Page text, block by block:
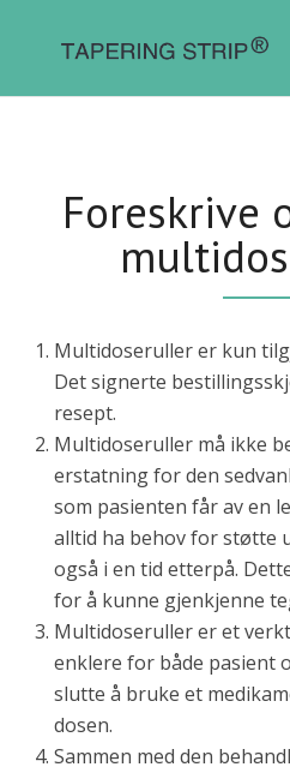
Foreskrive
Multidoseruller er kun
Det signerte
resept.
Multidoseruller må ikke
erstatning for den
som pasienten får av en
alltid ha behov for støtte
også i en tid etterpå.
for å kunne gjenkjenne
Multidoseruller er et
enklere for både pasient
slutte å bruke et
dosen.
Sammen med den